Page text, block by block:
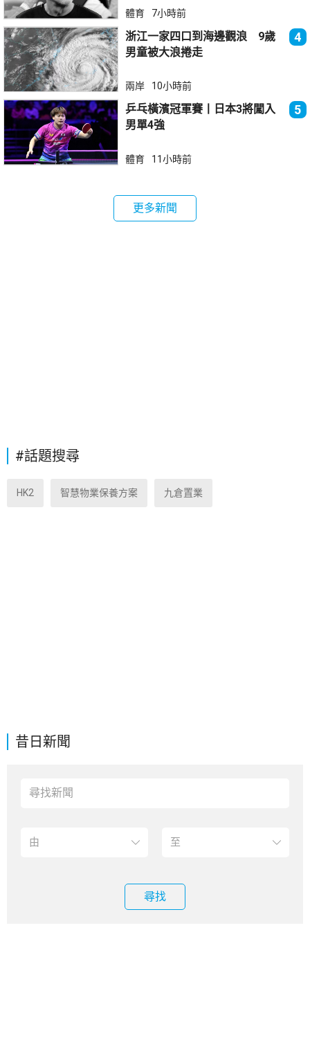
昔日新聞
尋找
體育 7小時前
浙江一家四口到海邊觀浪 9歲
男童被大浪捲走
4
兩岸 10小時前
乒乓橫濱冠軍賽丨日本3將闖入
男單4強
5
體育 11小時前
更多新聞
#話題搜尋
HK2 智慧物業保養方案 九倉置業